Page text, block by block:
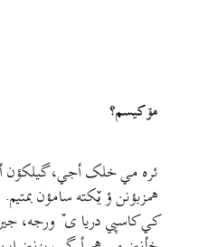
مۊ کيسم؟
ئره مي خلک أجي، گيلکؤن
همزبؤنن ؤ يٚکته سامؤن
کي کاسپي دريا ی ٚ ورجه،